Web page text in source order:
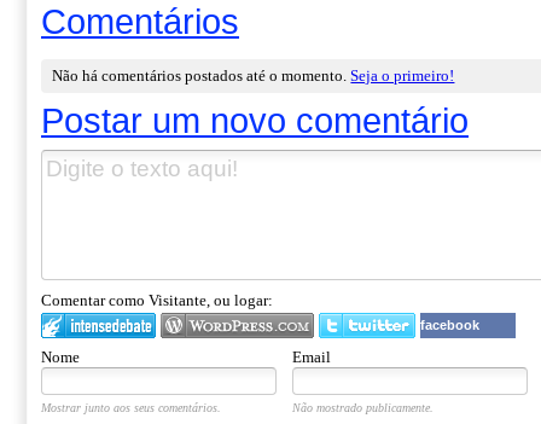
Comentários
Não há comentários postados até o momento.Seja o primeiro!
Postar um novo comentário
Comentar como Visitante, ou logar:
facebook
Nome Email
Mostrar junto aos seus comentários. Não mostrado publicamente.